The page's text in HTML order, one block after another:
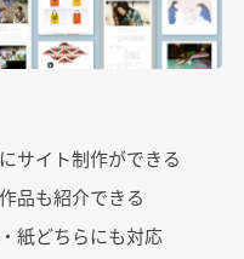
サイト制作ができる
品も紹介できる
紙どちらにも対応